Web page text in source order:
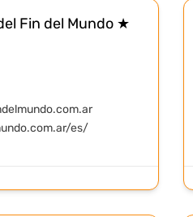
Fin del Mundo ★
es/